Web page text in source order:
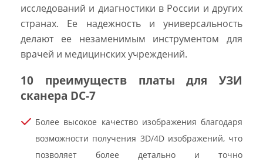
исследований и диагностики в России и других
странах. Ее надежность и универсальность
делают ее незаменимым инструментом для
врачей и медицинских учреждений.
10 преимуществ платы для УЗИ
сканера DC-7
Более высокое качество изображения благодаря
возможности получения 3D/4D изображений, что
позволяет более детально и точно